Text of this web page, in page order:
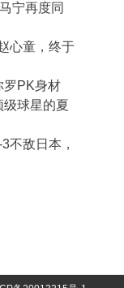
宁再度同
心童，终于
罗PK身材
球星的夏
不敌日本，